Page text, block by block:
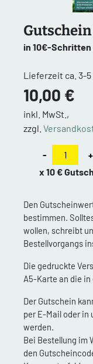
in 10€-
Lieferzeit ca. 3-
10,00 €
inkl. MwSt.,
zzgl.
-
+
x 10 €
Den
bestimmen.
wollen, schreibt
Bestellvorgangs
Die gedruckte
A5-Karte an die in
Der Gutschein
per E-Mail oder in
werden.
Bei Bestellung im
den